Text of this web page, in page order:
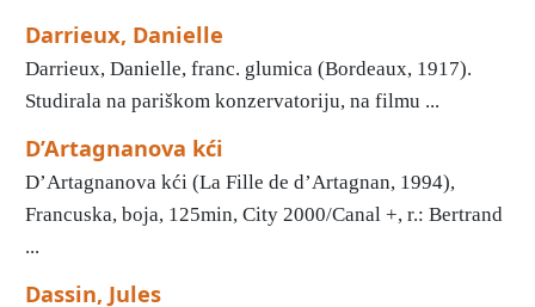
Darrieux, Danielle
Darrieux, Danielle, franc. glumica (Bordeaux, 1917).
Studirala na pariškom konzervatoriju, na filmu ...
D’Artagnanova kći
D’Artagnanova kći (La Fille de d’Artagnan, 1994),
Francuska, boja, 125min, City 2000/Canal +, r.: Bertrand
...
Dassin, Jules